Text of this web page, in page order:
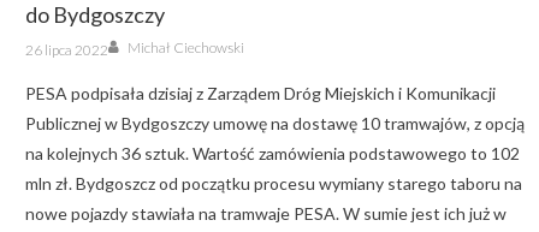
do Bydgoszczy
Posted
on
26 lipca 2022 Author
Michał Ciechowski
PESA podpisała dzisiaj z Zarządem Dróg Miejskich i Komunikacji
Publicznej w Bydgoszczy umowę na dostawę 10 tramwajów, z opcją
na kolejnych 36 sztuk. Wartość zamówienia podstawowego to 102
mln zł. Bydgoszcz od początku procesu wymiany starego taboru na
nowe pojazdy stawiała na tramwaje PESA. W sumie jest ich już w